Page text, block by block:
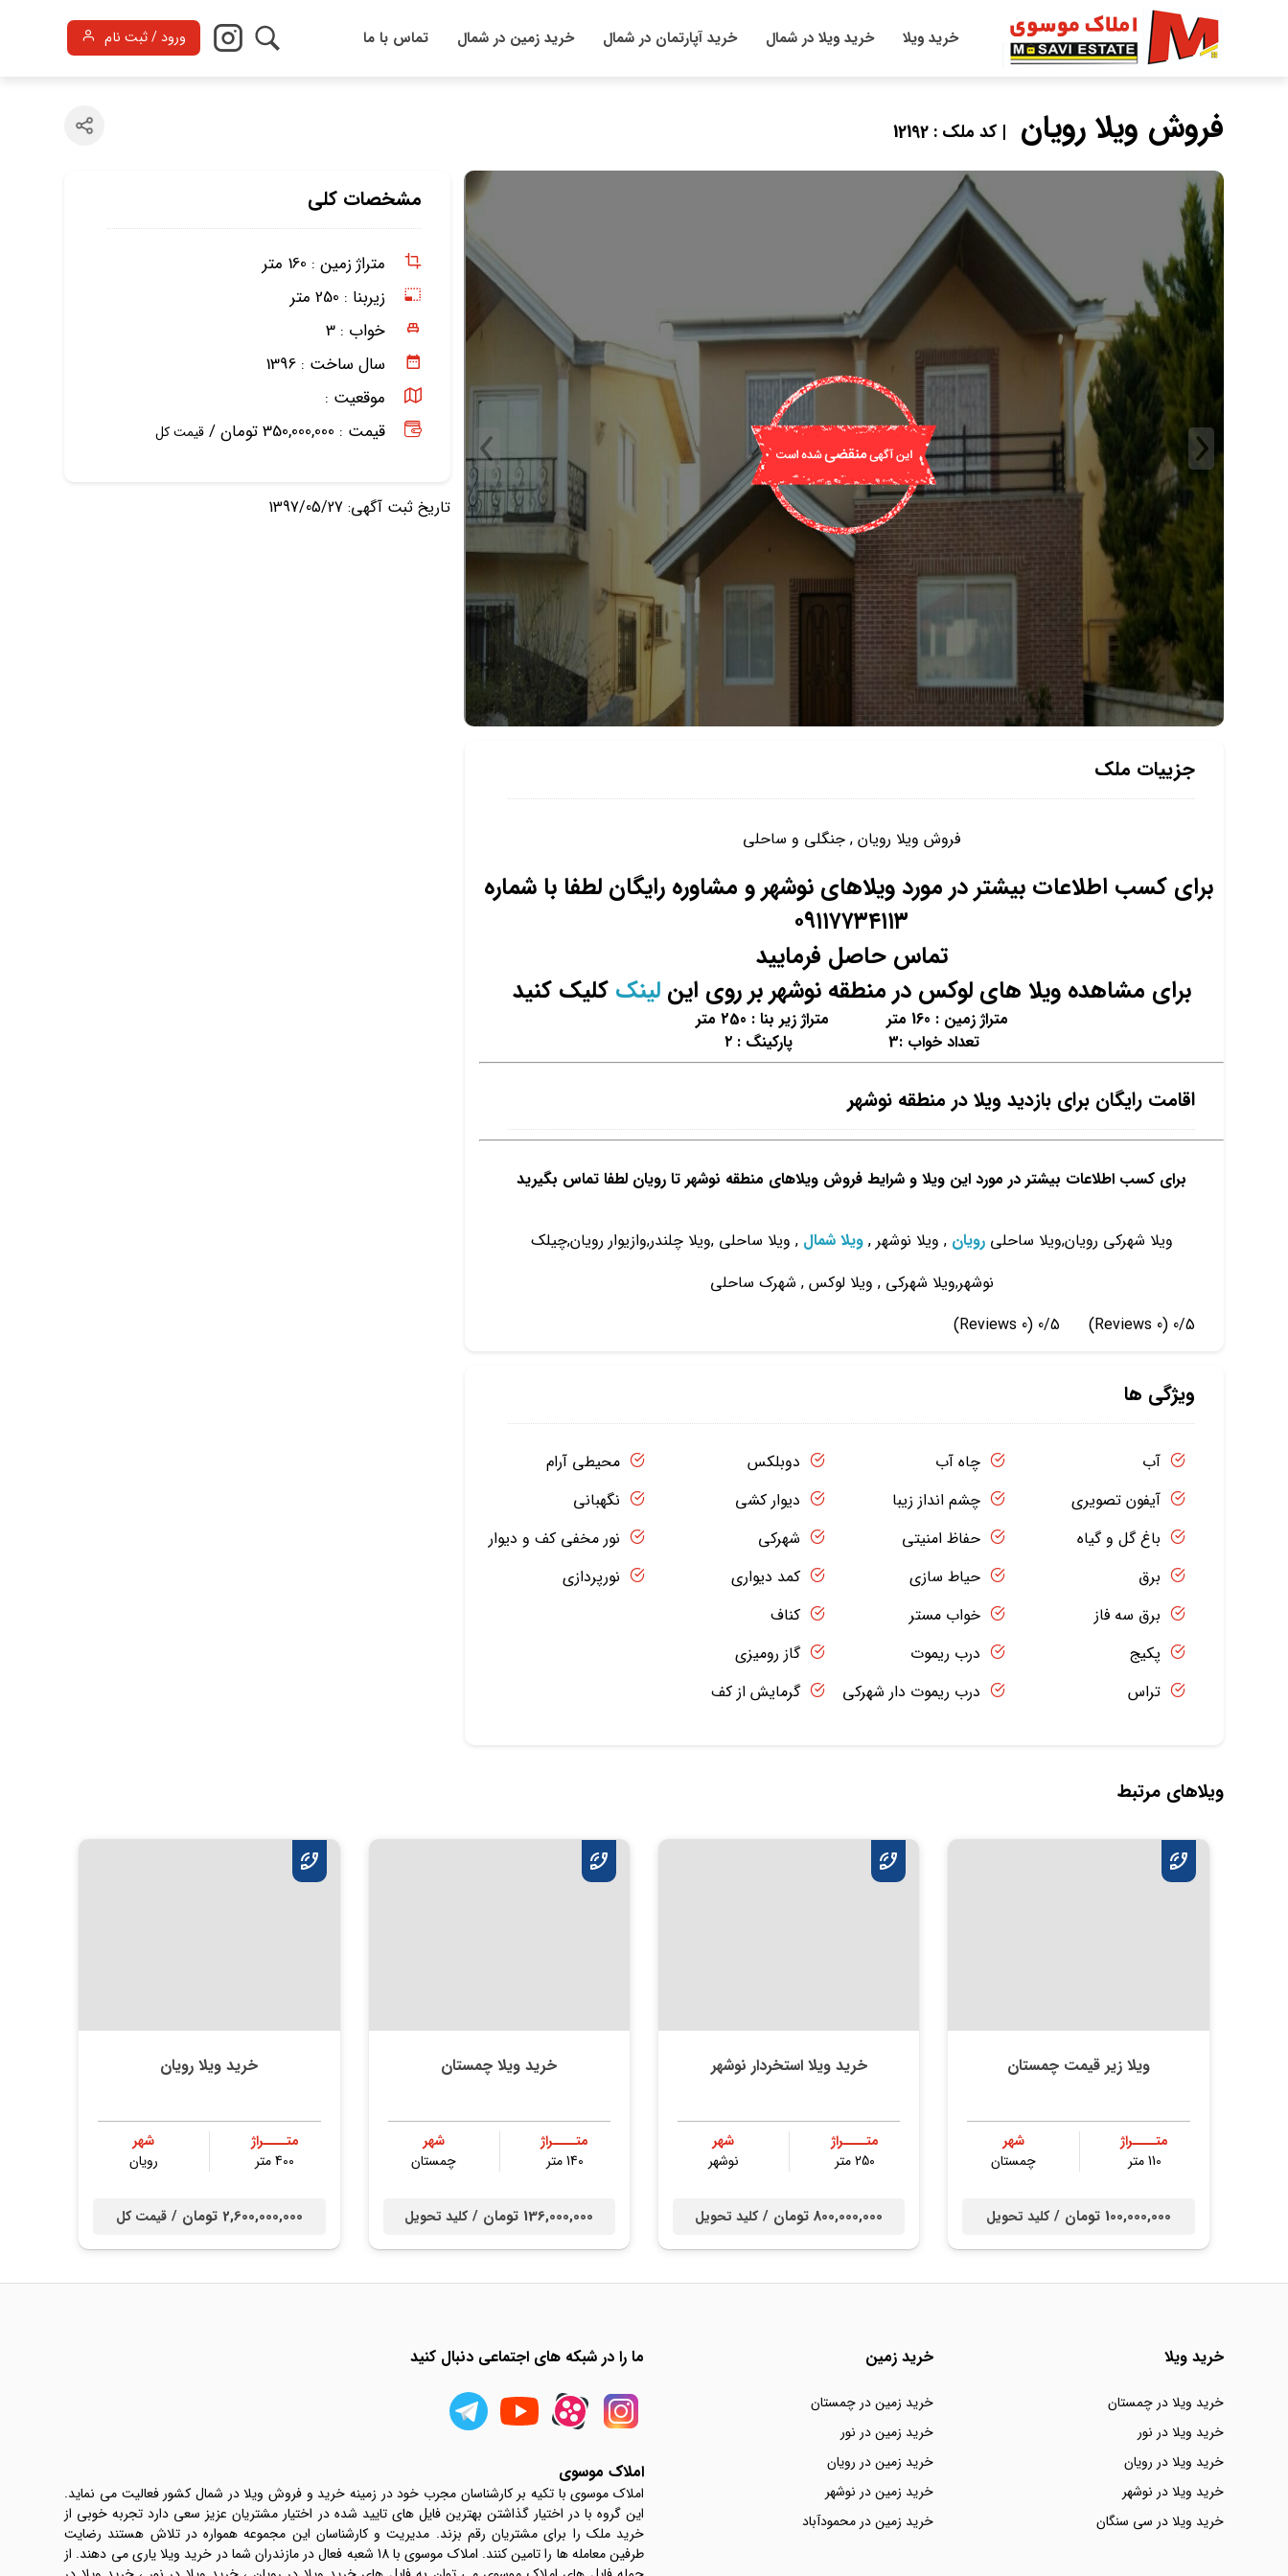
خرید ویلا خرید ویلا در شمال خرید آپارتمان در شمال خرید زمین در شمال تماس با ما ورود / ثبت نام
فروش ویلا رویان | کد ملک : 12192
مشخصات کلی
متراژ زمین : 160 متر
زیربنا : 250 متر
خواب : 3
سال ساخت : 1396
موقعیت :
قیمت : 350,000,000 تومان /
قیمت کل
تاریخ ثبت آگهی: 1397/05/27
جزییات ملک
فروش ویلا رویان , جنگلی و ساحلی
برای کسب اطلاعات بیشتر در مورد ویلاهای نوشهر و مشاوره رایگان لطفا با شماره
۰۹۱۱۷۷۳۴۱۱۳
تماس حاصل فرمایید
برای مشاهده ویلا های لوکس در منطقه نوشهر بر روی اینلینک کلیک کنید
متراژ زمین : 160 متر متراژ زیر بنا : 250 متر
تعداد خواب :3 پارکینگ : ۲
اقامت رایگان برای بازدید ویلا در منطقه نوشهر
برای کسب اطلاعات بیشتر در مورد این ویلا و شرایط فروش ویلاهای منطقه نوشهر تا رویان لطفا تماس بگیرید
ویلا شهرکی رویان,ویلا ساحلیرویان , ویلا نوشهر , ویلا شمال , ویلا ساحلی ,ویلا چلندر,وازیوار رویان,چیلک
نوشهر,ویلا شهرکی , ویلا لوکس , شهرک ساحلی
0/5
(0 Reviews)
0/5
(0 Reviews)
ویژگی ها
آب
آیفون تصویری
باغ گل و گیاه
برق
برق سه فاز
پکیج
تراس
چاه آب
چشم انداز زیبا
حفاظ امنیتی
حیاط سازی
خواب مستر
درب ریموت
درب ریموت دار شهرکی
دوبلکس
دیوار کشی
شهرکی
کمد دیواری
کناف
گاز رومیزی
گرمایش از کف
محیطی آرام
نگهبانی
نور مخفی کف و دیوار
نورپردازی
ویلاهای مرتبط
ویلا زیر قیمت چمستان
متــــراژ
110 متر
شهر
چمستان
100,000,000 تومان / کلید تحویل
خرید ویلا استخردار نوشهر
متــــراژ
250 متر
شهر
نوشهر
800,000,000 تومان / کلید تحویل
خرید ویلا چمستان
متــــراژ
140 متر
شهر
چمستان
136,000,000 تومان / کلید تحویل
خرید ویلا رویان
متــــراژ
400 متر
شهر
رویان
2,600,000,000 تومان / قیمت کل
خرید ویلا
خرید ویلا در چمستان
خرید ویلا در نور
خرید ویلا در رویان
خرید ویلا در نوشهر
خرید ویلا در سی سنگان
خرید زمین
خرید زمین در چمستان
خرید زمین در نور
خرید زمین در رویان
خرید زمین در نوشهر
خرید زمین در محمودآباد
ما را در شبکه های اجتماعی دنبال کنید
املاک موسوی
املاک موسوی با تکیه بر کارشناسان مجرب خود در زمینه خرید و فروش ویلا در شمال کشور فعالیت می نماید.
این گروه با در اختیار گذاشتن بهترین فایل های تایید شده در اختیار مشتریان عزیز سعی دارد تجربه خوبی از
خرید ملک را برای مشتریان رقم بزند. مدیریت و کارشناسان این مجموعه همواره در تلاش هستند رضایت
طرفین معامله ها را تامین کنند. املاک موسوی با 18 شعبه فعال در مازندران شما در خرید ویلا یاری می دهند. از